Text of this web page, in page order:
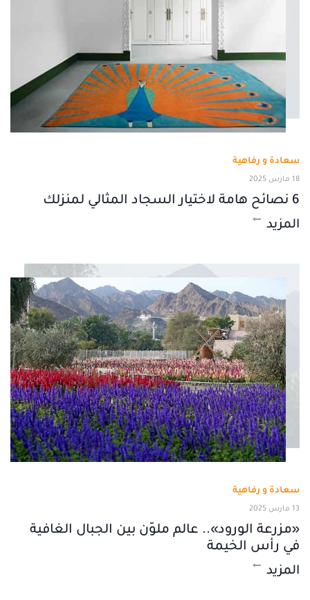
سعادة و رفاهية
18 مارس 2025
6 نصائح هامة لاختيار السجاد المثالي لمنزلك
المزيد
سعادة و رفاهية
13 مارس 2025
«مزرعة الورود».. عالم ملوّن بين الجبال الغافية
في رأس الخيمة
المزيد